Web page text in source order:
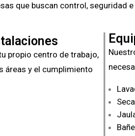
que buscan control, seguridad
propio centro de trabajo,
áreas y el cumplimiento